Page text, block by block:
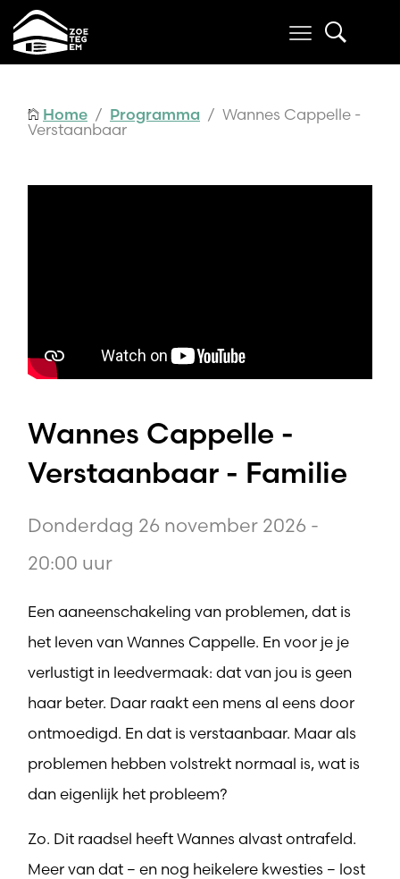
Home / Programma / Wannes Cappelle -
Verstaanbaar
Wannes Cappelle -
Verstaanbaar - Familie
Donderdag 26 november 2026 -
20:00 uur
Een aaneenschakeling van problemen, dat is
het leven van Wannes Cappelle. En voor je je
verlustigt in leedvermaak: dat van jou is geen
haar beter. Daar raakt een mens al eens door
ontmoedigd. En dat is verstaanbaar. Maar als
problemen hebben volstrekt normaal is, wat is
dan eigenlijk het probleem?
Zo. Dit raadsel heeft Wannes alvast ontrafeld.
Meer van dat – en nog heikelere kwesties – lost